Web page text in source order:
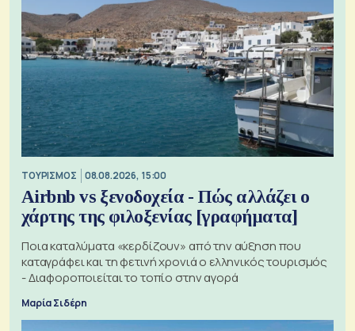
ΤΟΥΡΙΣΜΟΣ 08.08.2026, 15:00
Airbnb vs ξενοδοχεία - Πώς αλλάζει ο
χάρτης της φιλοξενίας [γραφήματα]
Ποια καταλύματα «κερδίζουν» από την αύξηση που
καταγράφει και τη φετινή χρονιά ο ελληνικός τουρισμός
- Διαφοροποιείται το τοπίο στην αγορά
Μαρία Σιδέρη